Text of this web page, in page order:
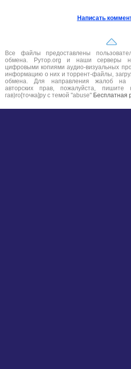
Написать
Все файлы предоставлены
обмена. Рутор.org и наши серверы
цифровыми копиями аудио-визуальных
информацию о них и торрент-файлы,
обмена. Для направления жалоб на
авторских прав, пожалуйста, пишите
гав)ro[точка]ру с темой "abuse" Бесплатная